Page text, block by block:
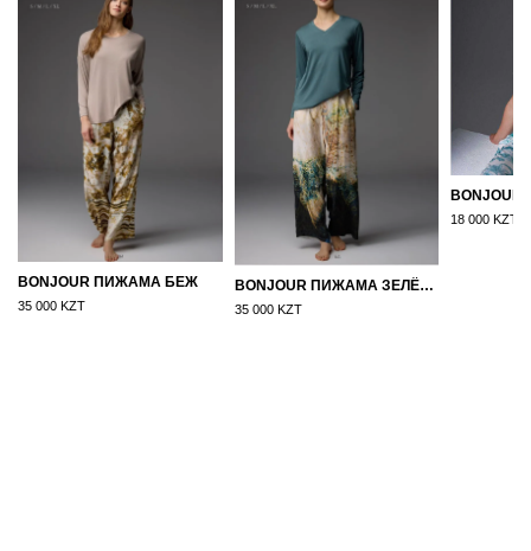
BONJOUR ПИЖАМА БЕЖ
35 000 KZT
BONJOUR ПИЖАМА ЗЕЛЁНЫЙ
35 000 KZT
18 000 KZT